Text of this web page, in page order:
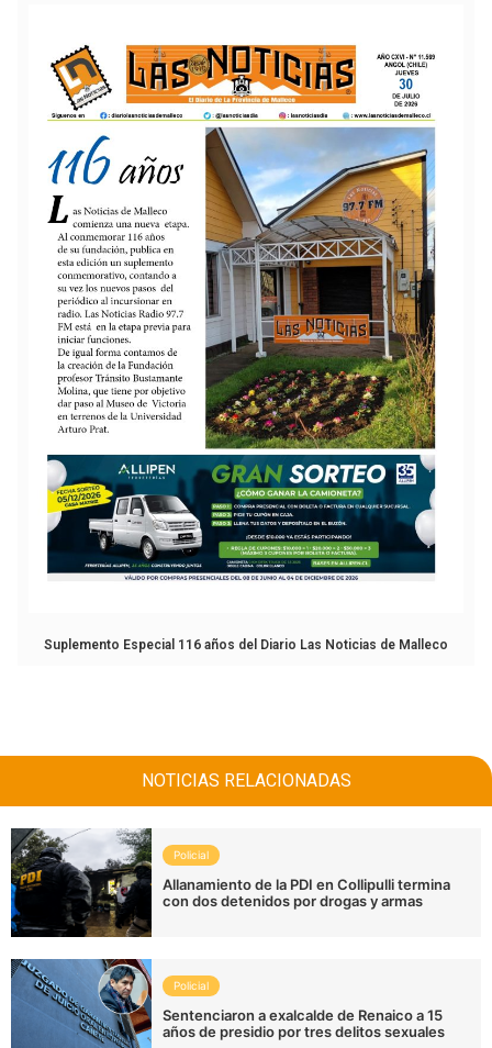
Suplemento Especial 116 años del Diario Las Noticias de Malleco
NOTICIAS RELACIONADAS
Policial
Allanamiento de la PDI en Collipulli termina
con dos detenidos por drogas y armas
Policial
Sentenciaron a exalcalde de Renaico a 15
años de presidio por tres delitos sexuales